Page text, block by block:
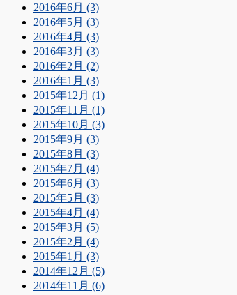
2016年6月 (3)
2016年5月 (3)
2016年4月 (3)
2016年3月 (3)
2016年2月 (2)
2016年1月 (3)
2015年12月 (1)
2015年11月 (1)
2015年10月 (3)
2015年9月 (3)
2015年8月 (3)
2015年7月 (4)
2015年6月 (3)
2015年5月 (3)
2015年4月 (4)
2015年3月 (5)
2015年2月 (4)
2015年1月 (3)
2014年12月 (5)
2014年11月 (6)